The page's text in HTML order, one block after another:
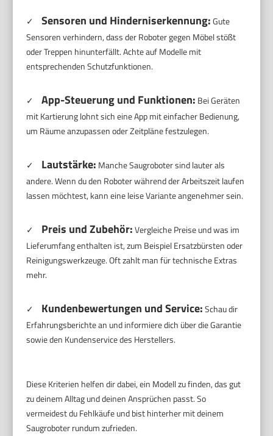
✓ Sensoren und Hinderniserkennung:Gute
Sensoren verhindern, dass der Roboter gegen Möbel stößt
oder Treppen hinunterfällt. Achte auf Modelle mit
entsprechenden Schutzfunktionen.
✓ App-Steuerung und Funktionen: Bei Geräten
mit Kartierung lohnt sich eine App mit einfacher Bedienung,
um Räume anzupassen oder Zeitpläne festzulegen.
✓ Lautstärke: Manche Saugroboter sind lauter als
andere. Wenn du den Roboter während der Arbeitszeit laufen
lassen möchtest, kann eine leise Variante angenehmer sein.
✓ Preis und Zubehör:Vergleiche Preise und was im
Lieferumfang enthalten ist, zum Beispiel Ersatzbürsten oder
Reinigungswerkzeuge. Oft zahlt man für technische Extras
mehr.
✓ Kundenbewertungen und Service:Schau dir
Erfahrungsberichte an und informiere dich über die Garantie
sowie den Kundenservice des Herstellers.
Diese Kriterien helfen dir dabei, ein Modell zu finden, das gut
zu deinem Alltag und deinen Ansprüchen passt. So
vermeidest du Fehlkäufe und bist hinterher mit deinem
Saugroboter rundum zufrieden.